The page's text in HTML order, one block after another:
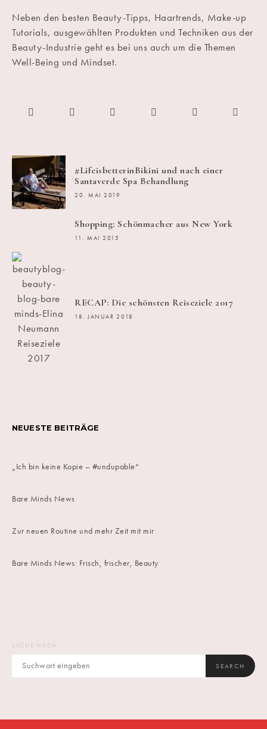
Neben den besten Beauty-Tipps, Haartrends, Make-up
Tutorials, ausgewählten Produkten und Techniken aus der
Beauty-Industrie geht es bei uns auch um die Themen
Well-Being und Mindset.
#LifeisbetterinBikini und nach einer
Santaverde Spa Behandlung
20. MAI 2019
Shopping: Schönmacher aus New York
11. MAI 2015
RECAP: Die schönsten Reiseziele 2017
18. JANUAR 2018
NEUESTE BEITRÄGE
„Ich bin keine Kopie – #undupable“
Bare Minds News
Zur neuen Routine und mehr Zeit mit mir
Bare Minds News: Frisch, frischer, Beauty
SUCHE NACH:
SEARCH